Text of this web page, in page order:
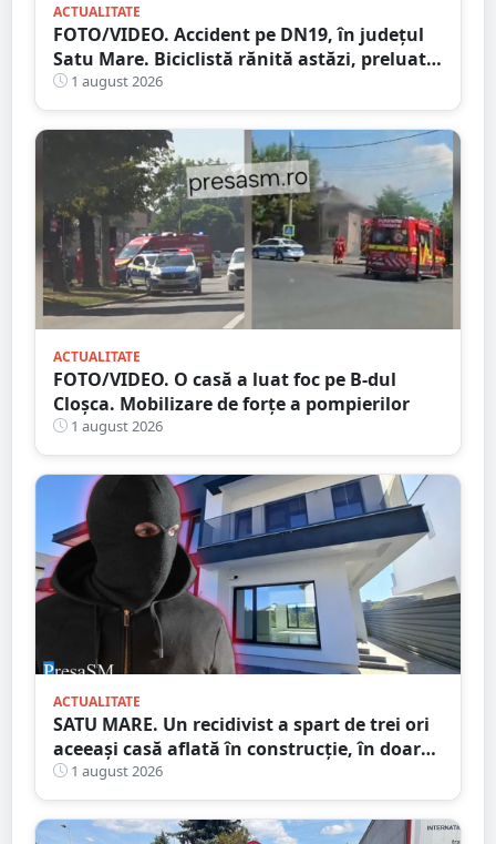
ACTUALITATE
FOTO/VIDEO. Accident pe DN19, în județul
Satu Mare. Biciclistă rănită astăzi, preluată
de Ambulanță
1 august 2026
ACTUALITATE
FOTO/VIDEO. O casă a luat foc pe B-dul
Cloșca. Mobilizare de forțe a pompierilor
1 august 2026
ACTUALITATE
SATU MARE. Un recidivist a spart de trei ori
aceeași casă aflată în construcție, în doar
șase zile
1 august 2026